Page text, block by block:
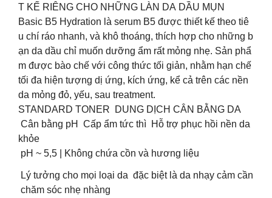
T KẾ RIÊNG CHO NHỮNG LÀN DA DẦU MỤN
Basic B5 Hydration là serum B5 được thiết kế theo tiê
u chí ráo nhanh, và khô thoáng, thích hợp cho những b
ạn da dầu chỉ muốn dưỡng ẩm rất mỏng nhẹ. Sản phẩ
m được bào chế với công thức tối giản, nhằm hạn chế
tối đa hiện tượng dị ứng, kích ứng, kể cả trên các nền
da mỏng đỏ, yếu, sau treatment.
STANDARD TONER DUNG DỊCH CÂN BẰNG DA
Cân bằng pH Cấp ẩm tức thì Hỗ trợ phục hồi nền da
khỏe
pH ~ 5,5 | Không chứa cồn và hương liệu
Lý tưởng cho mọi loại da đặc biệt là da nhạy cảm cần
chăm sóc nhẹ nhàng